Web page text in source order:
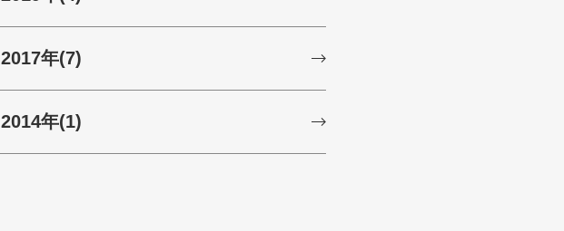
2017年(7)
2014年(1)